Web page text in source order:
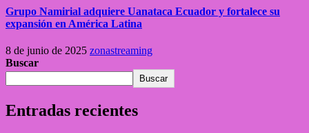
Grupo Namirial adquiere Uanataca Ecuador y fortalece su
expansión en América Latina
8 de junio de 2025 zonastreaming
Buscar
Buscar
Entradas recientes